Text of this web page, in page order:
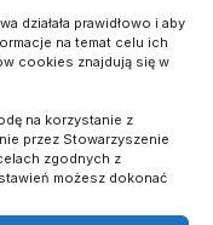
działała prawidłowo i aby
na temat celu ich
cookies znajdują się w
na korzystanie z
przez Stowarzyszenie
zgodnych z
możesz dokonać
0 0 0 0
0 0 0 0